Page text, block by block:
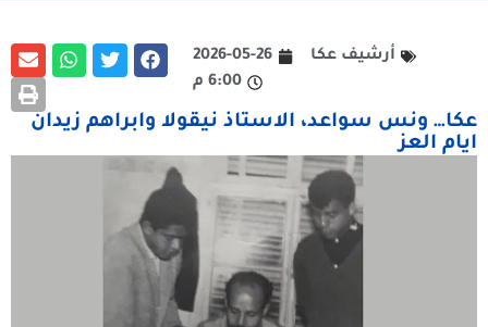
أرشيف عكا
2026-05-26
6:00 م
عكا… ونس سواعد، الاستاذ نيقولا وابراهم زيدان
ايام العز